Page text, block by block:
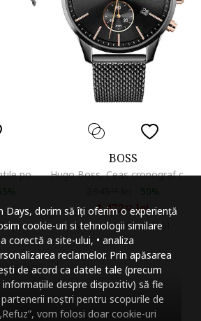
Days, dorim să îți oferim o experiență
cookie-uri si tehnologii similare
corectă a site-ului, • analiza
reclamelor. Prin apăsarea
de acord ca datele tale (precum
despre dispozitiv) să fie
noștri pentru scopurile de
vom folosi doar cookie-uri
Ochelari de soare cu lentile polarizate
BOSS
Hugo Boss, Ceas cronograf cu bratara cu model plasa, Negru
50%
1.47232lei
Vandut de OROLOGI
Mareste
Micsoreaza
Mareste spatierea
Micsoreaza
Mareste inaltimea